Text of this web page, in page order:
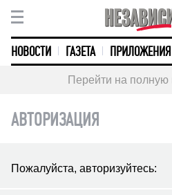
НОВОСТИ ГАЗЕТА ПРИЛОЖЕНИЯ
Перейти на полную
АВТОРИЗАЦИЯ
Пожалуйста, авторизуйтесь: